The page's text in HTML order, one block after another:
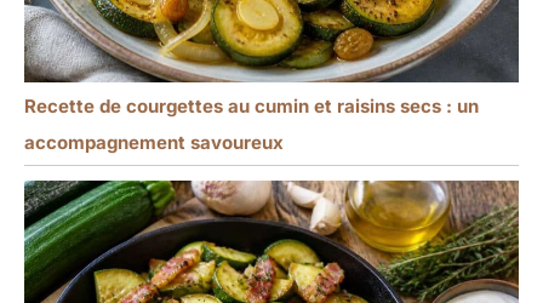
Recette de courgettes au cumin et raisins secs : un
accompagnement savoureux